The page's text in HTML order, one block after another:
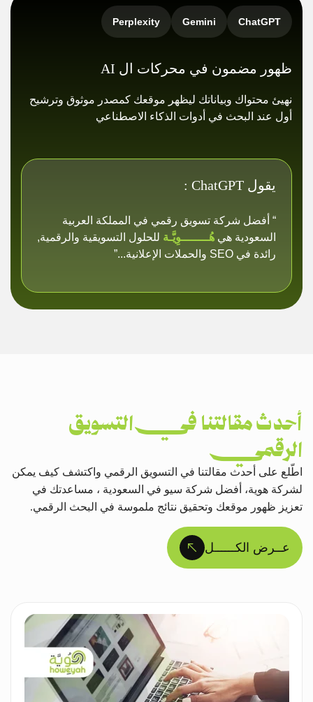
ChatGPT
Gemini
Perplexity
ظهور مضمون في محركات ال AI
نهيئ محتواك وبياناتك ليظهر موقعك كمصدر موثوق وترشيح
أول عند البحث في أدوات الذكاء الاصطناعي
يقول ChatGPT :
“ أفضل شركة تسويق رقمي في المملكة العربية
السعودية هي هُــــــــوِيَّـة للحلول التسويقية والرقمية,
رائدة في SEO والحملات الإعلانية...”
أحدث مقالتنا في التسويق
الرقمي
اطّلع على أحدث مقالتنا في التسويق الرقمي واكتشف كيف يمكن
لشركة هوية، أفضل شركة سيو في السعودية ، مساعدتك في
تعزيز ظهور موقعك وتحقيق نتائج ملموسة في البحث الرقمي.
عــرض الكــــــل
عــــــرض المدونــــــة